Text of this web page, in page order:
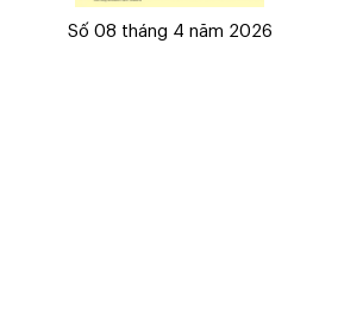
Số 08 tháng 4 năm 2026